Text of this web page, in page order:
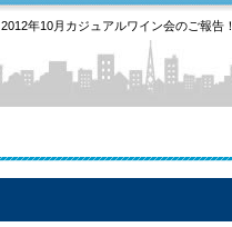
2012年10月カジュアルワイン会のご報告！